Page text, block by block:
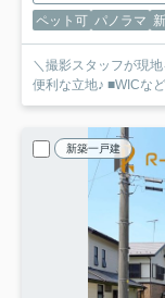
ペット可 パノラマ
＼撮影スタッフが現
便利な立地♪ ■WICな
新築一戸建